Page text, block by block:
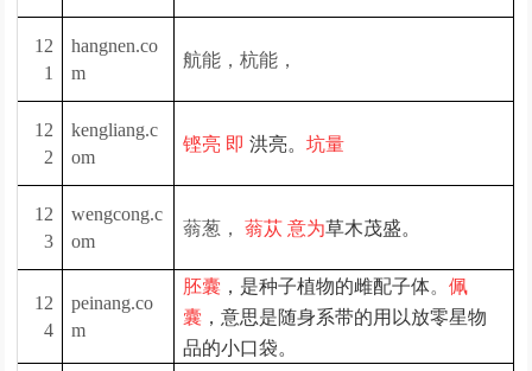
12
1
hangnen.co
m
航能，杭能，
12
2
kengliang.c
om
铿亮 即 洪亮。坑量
12
3
wengcong.c
om
蓊葱， 蓊苁 意为草木茂盛。
12
4
peinang.co
m
胚囊 ，是种子植物的雌配子体。佩
囊 ，意思是随身系带的用以放零星物
品的小口袋。